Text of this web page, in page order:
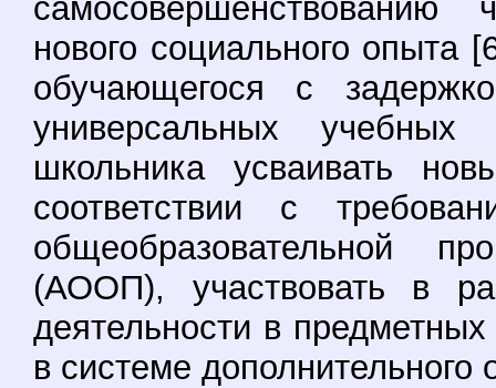
самосовершенствованию
нового социального опыта
обучающегося с
универсальных учебных
школьника усваивать
соответствии с
общеобразовательной
(АООП), участвовать в
деятельности в
в системе дополнительного